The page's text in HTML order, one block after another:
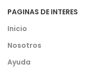
PAGINAS DE INTERES
Inicio
Nosotros
Ayuda